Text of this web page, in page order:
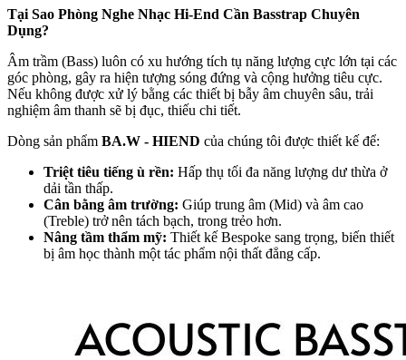
Tại Sao Phòng Nghe Nhạc Hi-End Cần Basstrap Chuyên
Dụng?
Âm trầm (Bass) luôn có xu hướng tích tụ năng lượng cực lớn tại các
góc phòng, gây ra hiện tượng sóng đứng và cộng hưởng tiêu cực.
Nếu không được xử lý bằng các thiết bị bẫy âm chuyên sâu, trải
nghiệm âm thanh sẽ bị đục, thiếu chi tiết.
Dòng sản phẩm BA.W - HIEND của chúng tôi được thiết kế để:
Triệt tiêu tiếng ù rền: Hấp thụ tối đa năng lượng dư thừa ở
dải tần thấp.
Cân bằng âm trường: Giúp trung âm (Mid) và âm cao
(Treble) trở nên tách bạch, trong trẻo hơn.
Nâng tầm thẩm mỹ: Thiết kế Bespoke sang trọng, biến thiết
bị âm học thành một tác phẩm nội thất đẳng cấp.